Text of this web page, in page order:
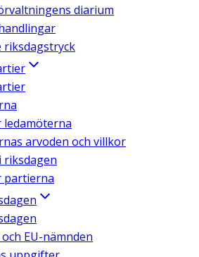
diarium
riksdagstryck
ledamöterna
arvoden och villkor
riksdagen
partierna
EU-nämnden